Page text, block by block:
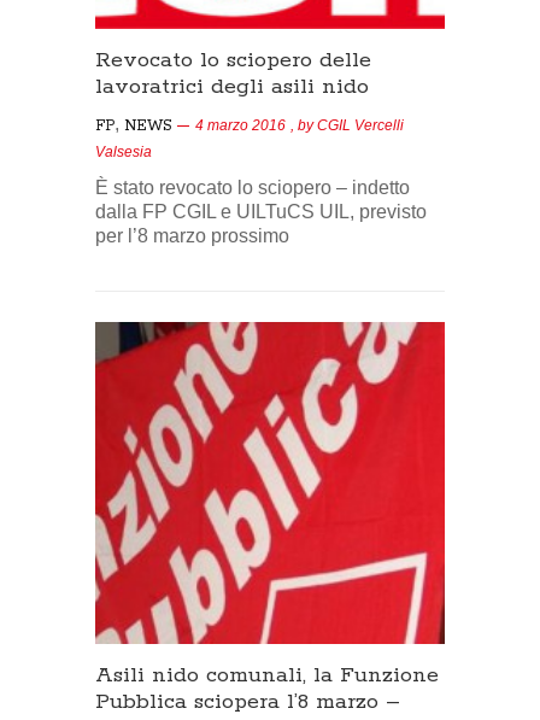
Revocato lo sciopero delle
lavoratrici degli asili nido
FP, NEWS 4 marzo 2016 , byCGIL Vercelli
Valsesia
È stato revocato lo sciopero – indetto
dalla FP CGIL e UILTuCS UIL, previsto
per l’8 marzo prossimo
Asili nido comunali, la Funzione
Pubblica sciopera l’8 marzo –